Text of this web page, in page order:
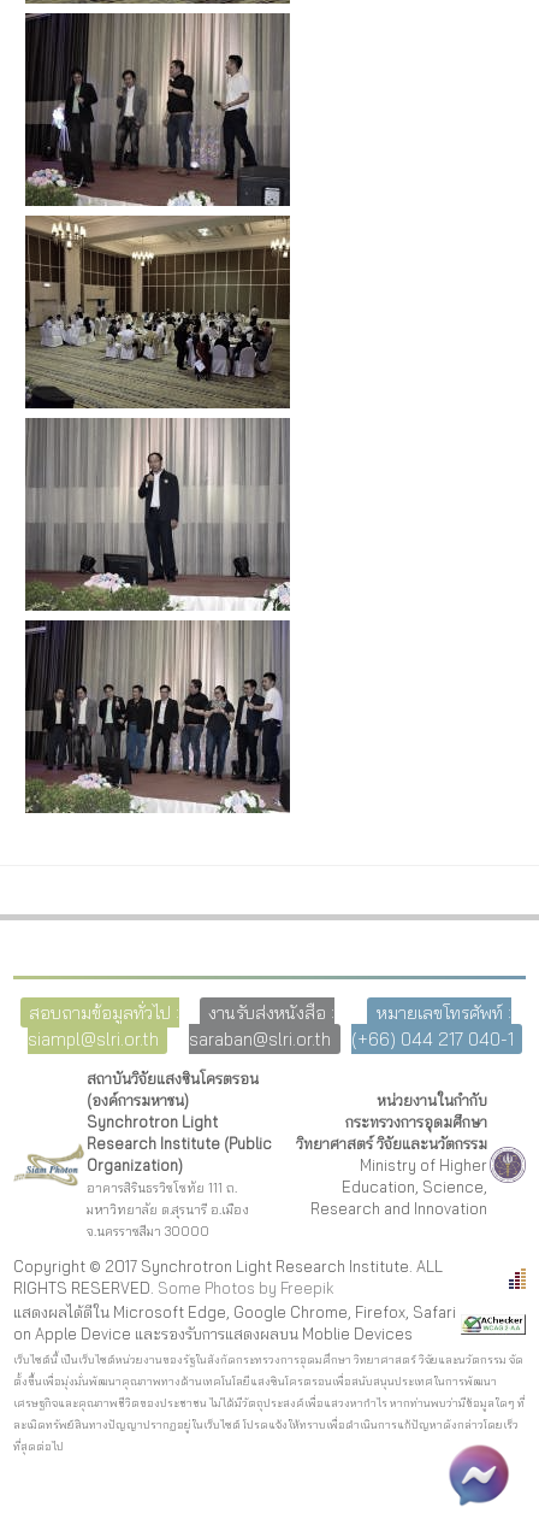
สอบถามข้อมูลทั่วไป :
siampl@slri.or.th
งานรับส่งหนังสือ :
saraban@slri.or.th
หมายเลขโทรศัพท์ :
(+66) 044 217 040-1
สถาบันวิจัยแสงซินโครตรอน
(องค์การมหาชน)
Synchrotron Light
Research Institute (Public
Organization)
อาคารสิรินธรวิชโชทัย 111 ถ.
มหาวิทยาลัย ต.สุรนารี อ.เมือง
จ.นครราชสีมา 30000
หน่วยงานในกำกับ
กระทรวงการอุดมศึกษา
วิทยาศาสตร์ วิจัยและนวัตกรรม
Ministry of Higher
Education, Science,
Research and Innovation
Copyright © 2017 Synchrotron Light Research Institute. ALL
RIGHTS RESERVED. Some Photos by Freepik
แสดงผลได้ดีใน Microsoft Edge, Google Chrome, Firefox, Safari
on Apple Device และรองรับการแสดงผลบน Moblie Devices
เว็บไซต์นี้ เป็นเว็บไซต์หน่วยงานของรัฐในสังกัดกระทรวงการอุดมศึกษา วิทยาศาสตร์ วิจัยและนวัตกรรม จัด
ตั้งขึ้นเพื่อมุ่งมั่นพัฒนาคุณภาพทางด้านเทคโนโลยีแสงซินโครตรอนเพื่อสนับสนุนประเทศในการพัฒนา
เศรษฐกิจและคุณภาพชีวิตของประชาชน ไม่ได้มีวัตถุประสงค์เพื่อแสวงหากำไร หากท่านพบว่ามีข้อมูลใดๆ ที่
ละเมิดทรัพย์สินทางปัญญาปรากฏอยู่ในเว็บไซต์ โปรดแจ้งให้ทราบเพื่อดำเนินการแก้ปัญหาดังกล่าวโดยเร็ว
ที่สุดต่อไป